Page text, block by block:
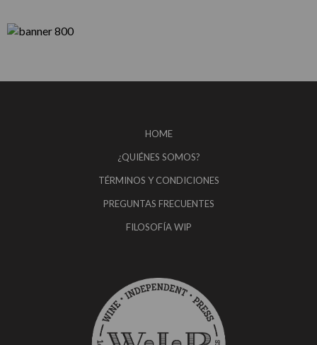
HOME
¿QUIÉNES SOMOS?
TÉRMINOS Y CONDICIONES
PREGUNTAS FRECUENTES
FILOSOFÍA WIP